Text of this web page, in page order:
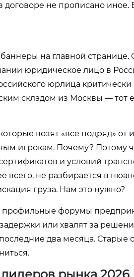
договоре не прописано
на главной странице.
юридическое лицо в
юрлица критически
складом из Москвы — тот
возят «все подряд» от
игрокам. Почему? Потому
и условий
всего, не разбирается в
груза. Нам это нужно?
профильные форумы
или хвалят за
два месяца. Старые